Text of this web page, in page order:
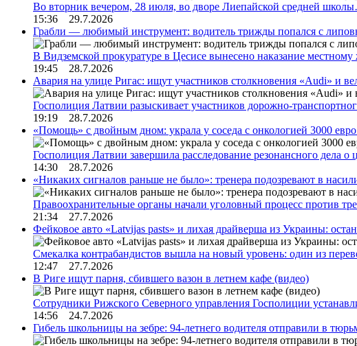
Во вторник вечером, 28 июля, во дворе Лиепайской средней
15:36 29.7.2026
Грабли — любимый инструмент: водитель трижды попался с
В Видземской прокуратуре в Цесисе вынесено наказание
19:45 28.7.2026
Авария на улице Ригас: ищут участников столкновения «Audi» и
Госполиция Латвии разыскивает участников дорожно-
19:19 28.7.2026
«Помощь» с двойным дном: украла у соседа с онкологией 3000 евро
Госполиция Латвии завершила расследование резонансного дела
14:30 28.7.2026
«Никаких сигналов раньше не было»: тренера подозревают в
Правоохранительные органы начали уголовный процесс против
21:34 27.7.2026
Фейковое авто «Latvijas pasts» и лихая драйверша из Украины:
Смекалка контрабандистов вышла на новый уровень: один из
12:47 27.7.2026
В Риге ищут парня, сбившего вазон в летнем кафе (видео)
Сотрудники Рижского Северного управления Госполиции
14:56 24.7.2026
Гибель школьницы на зебре: 94-летнего водителя отправили в